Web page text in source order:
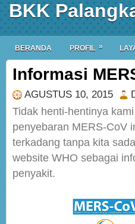
BKK
BERANDA PROFIL »
Informasi
AGUSTUS 10, 2015
Tidak henti-hentinya
penyebaran MERS-CoV
terkadang tanpa kita
website WHO sebagai
penyakit.